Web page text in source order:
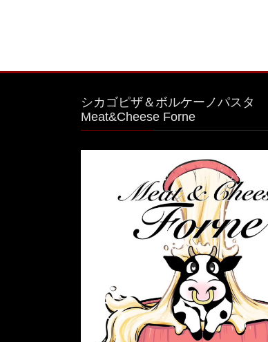
シカゴピザ＆ボルケーノパスタ
Meat&Cheese Forne